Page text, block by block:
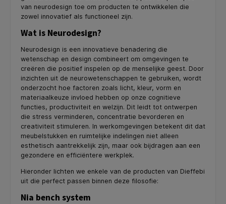
van neurodesign toe om producten te ontwikkelen die
zowel innovatief als functioneel zijn.
Wat is Neurodesign?
Neurodesign is een innovatieve benadering die
wetenschap en design combineert om omgevingen te
creëren die positief inspelen op de menselijke geest. Door
inzichten uit de neurowetenschappen te gebruiken, wordt
onderzocht hoe factoren zoals licht, kleur, vorm en
materiaalkeuze invloed hebben op onze cognitieve
functies, productiviteit en welzijn. Dit leidt tot ontwerpen
die stress verminderen, concentratie bevorderen en
creativiteit stimuleren. In werkomgevingen betekent dit dat
meubelstukken en ruimtelijke indelingen niet alleen
esthetisch aantrekkelijk zijn, maar ook bijdragen aan een
gezondere en efficiëntere werkplek.
Hieronder lichten we enkele van de producten van Dieffebi
uit die perfect passen binnen deze filosofie:
Nia bench system